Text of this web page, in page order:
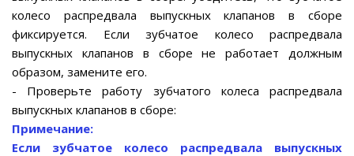
колесо распредвала выпускных клапанов в сборе
фиксируется. Если зубчатое колесо распредвала
выпускных клапанов в сборе не работает должным
образом, замените его.
- Проверьте работу зубчатого колеса распредвала
выпускных клапанов в сборе:
Примечание:
Если зубчатое колесо распредвала выпускных